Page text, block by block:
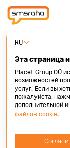
Быстро.
500 €
RU
Эта страница
Placet Group OÜ
возможностей
услуг. Если вы
пожалуйста,
дополнительной
файлов cookie